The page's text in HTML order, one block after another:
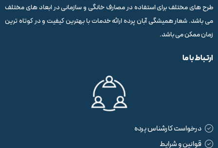
طرح های مختلف برای استفاده در مصارف خانگی و سازمانی در ابعاد های مختلف
می باشد. شعار همیشگی آبان پرده ارائه خدمات با بهترین کیفیت و در کوتاه ترین
زمان ممکن می باشد.
ارتباط با ما
درخواست کارشناس پرده
قوانین و شرایط